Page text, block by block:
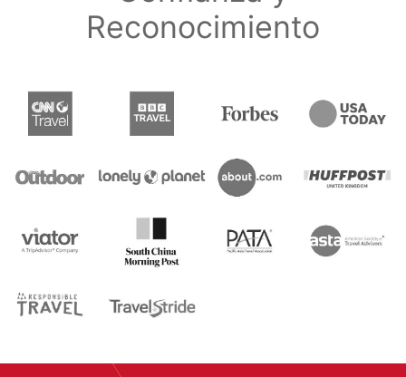
Reconocimiento